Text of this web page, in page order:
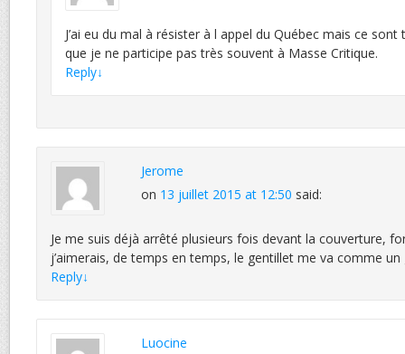
J’ai eu du mal à résister à l appel du Québec mais ce
que je ne participe pas très souvent à Masse Critique.
Reply↓
Jerome
on 13 juillet 2015 at 12:50 said:
Je me suis déjà arrêté plusieurs fois devant la couverture,
j’aimerais, de temps en temps, le gentillet me va comme un
Reply↓
Luocine